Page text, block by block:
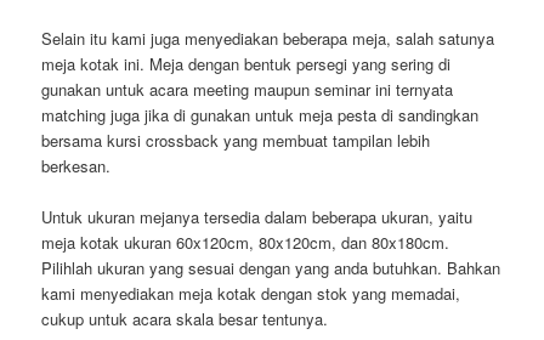
Selain itu kami juga menyediakan beberapa meja, salah satunya
meja kotak ini. Meja dengan bentuk persegi yang sering di
gunakan untuk acara meeting maupun seminar ini ternyata
matching juga jika di gunakan untuk meja pesta di sandingkan
bersama kursi crossback yang membuat tampilan lebih
berkesan.
Untuk ukuran mejanya tersedia dalam beberapa ukuran, yaitu
meja kotak ukuran 60x120cm, 80x120cm, dan 80x180cm.
Pilihlah ukuran yang sesuai dengan yang anda butuhkan. Bahkan
kami menyediakan meja kotak dengan stok yang memadai,
cukup untuk acara skala besar tentunya.